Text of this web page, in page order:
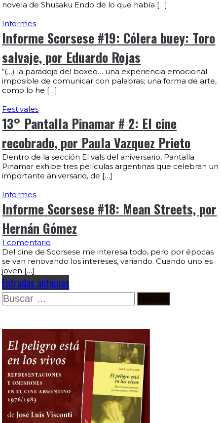
novela de Shusaku Endo de lo que había […]
Informes
Informe Scorsese #19: Cólera buey: Toro
salvaje, por Eduardo Rojas
“(…) la paradoja del boxeo… una experiencia emocional
imposible de comunicar con palabras; una forma de arte,
como lo he […]
Festivales
13° Pantalla Pinamar # 2: El cine
recobrado, por Paula Vazquez Prieto
Dentro de la sección El vals del aniversario, Pantalla
Pinamar exhibe tres películas argentinas que celebran un
importante aniversario, de […]
Informes
Informe Scorsese #18: Mean Streets, por
Hernán Gómez
1 comentario
Del cine de Scorsese me interesa todo, pero por épocas
se van renovando los intereses, variando. Cuando uno es
joven […]
Entradas antiguas
Buscar: